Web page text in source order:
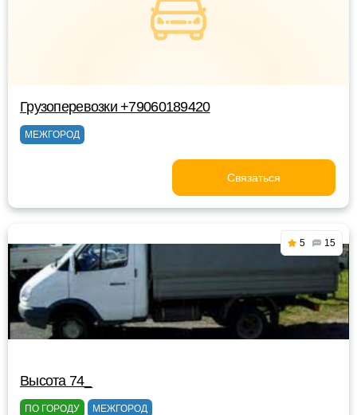
Грузоперевозки +79060189420
МЕЖГОРОД
Связаться
5 15
Высота 74_
ПО ГОРОДУ МЕЖГОРОД